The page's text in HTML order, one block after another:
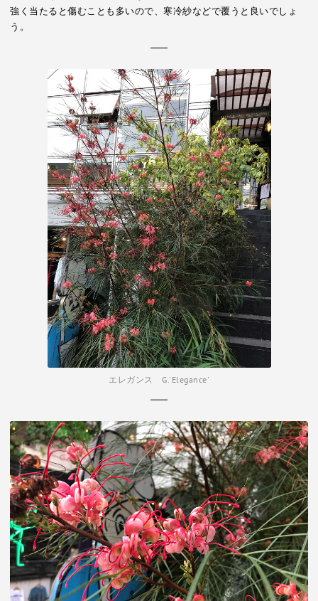
強く当たると傷むことも多いので、寒冷紗などで覆うと良いでしょ
う。
エレガンス G.'Elegance'